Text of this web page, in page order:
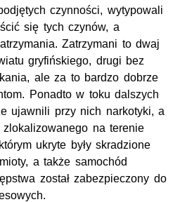
czynności, wytypowali
się tych czynów, a
Zatrzymani to dwaj
gryfińskiego, drugi bez
ale za to bardzo dobrze
Ponadto w toku dalszych
ujawnili przy nich narkotyki, a
na terenie
ukryte były skradzione
a także samochód
został zabezpieczony do